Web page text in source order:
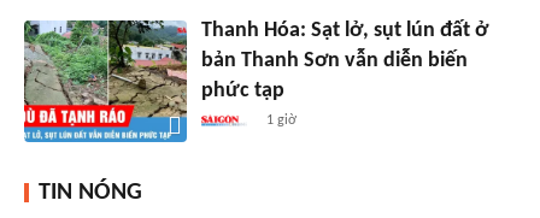
Thanh Hóa: Sạt lở, sụt lún đất ở
bản Thanh Sơn vẫn diễn biến
phức tạp
1 giờ
TIN NÓNG